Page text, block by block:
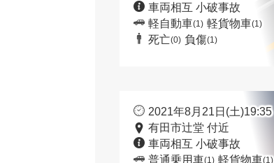
車両相互 小破事故
軽自動車(1) 軽貨物車(1)
死亡(0) 負傷(1)
2021年8月21日(土)19:35
有田市辻堂 付近
車両相互 小破事故
普通乗用車(1) 軽貨物車(1)